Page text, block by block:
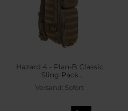
Hazard 4 - Plan-B Classic
Sling Pack
Schulterrucksack 11,8 l -
Coyote
Versand: Sofort